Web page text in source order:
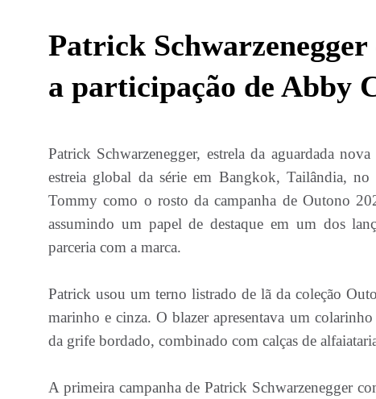
Patrick
a participação de Abby
Patrick Schwarzenegger, estrela da aguardada
estreia global da série em Bangkok, Tailândia,
Tommy como o rosto da campanha de Outono
assumindo um papel de destaque em um dos
parceria com a marca.
Patrick usou um terno listrado de lã da coleção
marinho e cinza. O blazer apresentava um
da grife bordado, combinado com calças de
A primeira campanha de Patrick Schwarzenegger